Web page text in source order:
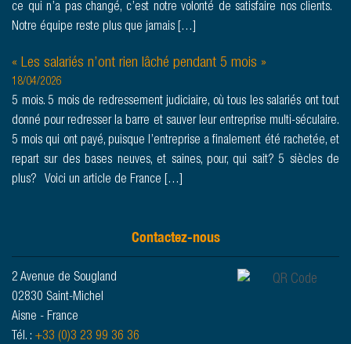
ce qui n’a pas changé, c’est notre volonté de satisfaire nos clients.
Notre équipe reste plus que jamais […]
« Les salariés n’ont rien lâché pendant 5 mois »
18/04/2026
5 mois. 5 mois de redressement judiciaire, où tous les salariés ont tout
donné pour redresser la barre et sauver leur entreprise multi-séculaire.
5 mois qui ont payé, puisque l’entreprise a finalement été rachetée, et
repart sur des bases neuves, et saines, pour, qui sait? 5 siècles de
plus? Voici un article de France […]
Contactez-nous
2 Avenue de Sougland
02830 Saint-Michel
Aisne - France
Tél. : +33 (0)3 23 99 36 36